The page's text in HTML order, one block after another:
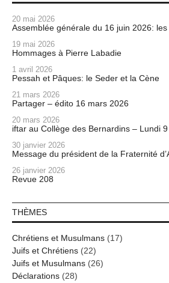
20 mai 2026
Assemblée générale du 16 juin 2026:
19 mai 2026
Hommages à Pierre Labadie
1 avril 2026
Pessah et Pâques: le Seder et la Cène
21 mars 2026
Partager – édito 16 mars 2026
20 mars 2026
iftar au Collège des Bernardins – Lundi
30 janvier 2026
Message du président de la Fraternité
26 janvier 2026
Revue 208
THÈMES
Chrétiens et Musulmans (17)
Juifs et Chrétiens (22)
Juifs et Musulmans (26)
Déclarations (28)